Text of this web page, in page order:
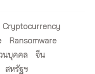
Cryptocurrency
Ransomware
นบุคคล
จีน
สหรัฐฯ